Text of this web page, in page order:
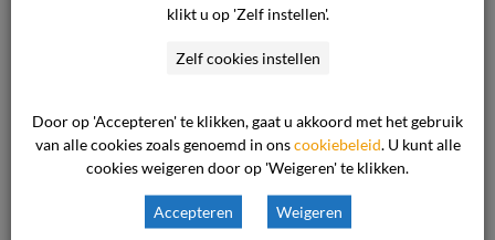
Waar gaat de uitspraak over? Een cliënt diende
en de facturering daarvan. Slechts twee van de
acht klachtonderdelen werden inhoudelijk
beoordeeld, namelijk het ontbreken van een
uitschrijfbrief aan zijn huisarts (klachtonderdeel
klikt u op 'Zelf instellen'.
Zelf cookies instellen
Door op 'Accepteren' te klikken, gaat u akkoord met het gebruik
van alle cookies zoals genoemd in onscookiebeleid . U kunt alle
cookies weigeren door op 'Weigeren' te klikken.
Accepteren Weigeren